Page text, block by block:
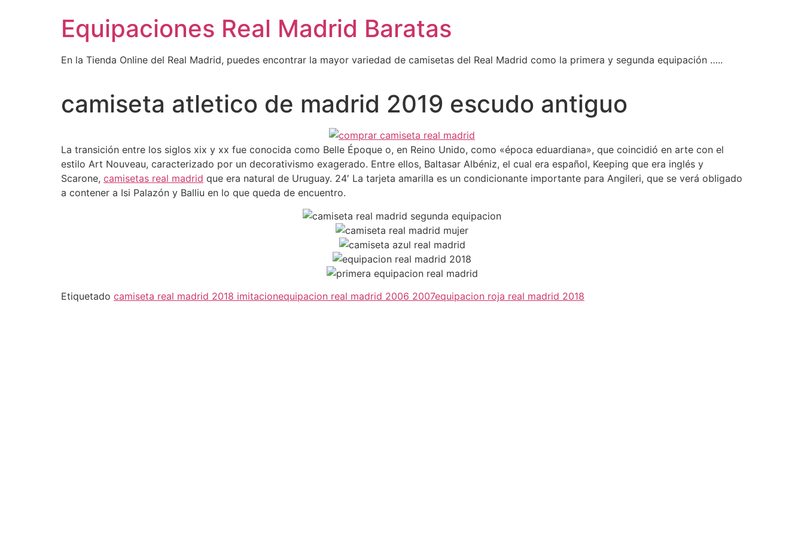
Equipaciones Real Madrid Baratas
En la Tienda Online del Real Madrid, puedes encontrar la mayor variedad de camisetas del Real Madrid como la primera y segunda equipación …..
camiseta atletico de madrid 2019 escudo antiguo
La transición entre los siglos xix y xx fue conocida como Belle Époque o, en Reino Unido, como «época eduardiana», que coincidió en arte con el
estilo Art Nouveau, caracterizado por un decorativismo exagerado. Entre ellos, Baltasar Albéniz, el cual era español, Keeping que era inglés y
Scarone, camisetas real madrid que era natural de Uruguay. 24′ La tarjeta amarilla es un condicionante importante para Angileri, que se verá obligado
a contener a Isi Palazón y Balliu en lo que queda de encuentro.
Etiquetado camiseta real madrid 2018 imitacionequipacion real madrid 2006 2007equipacion roja real madrid 2018